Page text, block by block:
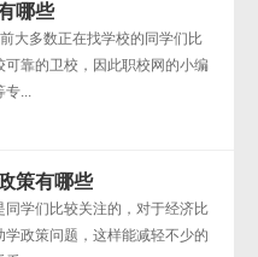
哪些
大多数正在找学校的同学们比
靠的卫校，因此职校网的小编
专...
策有哪些
学们比较关注的，对于经济比
政策问题，这样能减轻不少的